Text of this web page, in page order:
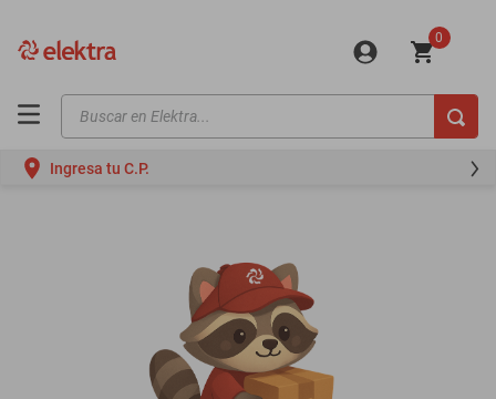
0
Buscar en Elektra...
Ingresa tu C.P.
motos